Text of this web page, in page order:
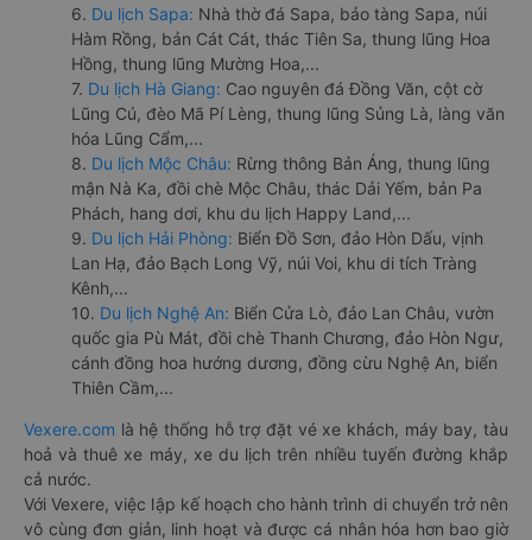
6. Du lịch Sapa: Nhà thờ đá Sapa, bảo tàng Sapa, núi
Hàm Rồng, bản Cát Cát, thác Tiên Sa, thung lũng Hoa
Hồng, thung lũng Mường Hoa,...
7. Du lịch Hà Giang: Cao nguyên đá Đồng Văn, cột cờ
Lũng Cú, đèo Mã Pí Lèng, thung lũng Sủng Là, làng văn
hóa Lũng Cẩm,...
8. Du lịch Mộc Châu: Rừng thông Bản Áng, thung lũng
mận Nà Ka, đồi chè Mộc Châu, thác Dải Yếm, bản Pa
Phách, hang dơi, khu du lịch Happy Land,...
9. Du lịch Hải Phòng: Biển Đồ Sơn, đảo Hòn Dấu, vịnh
Lan Hạ, đảo Bạch Long Vỹ, núi Voi, khu di tích Tràng
Kênh,...
10. Du lịch Nghệ An: Biển Cửa Lò, đảo Lan Châu, vườn
quốc gia Pù Mát, đồi chè Thanh Chương, đảo Hòn Ngư,
cánh đồng hoa hướng dương, đồng cừu Nghệ An, biển
Thiên Cầm,...
Vexere.com là hệ thống hỗ trợ đặt vé xe khách, máy bay, tàu
hoả và thuê xe máy, xe du lịch trên nhiều tuyến đường khắp
cả nước.
Với Vexere, việc lập kế hoạch cho hành trình di chuyển trở nên
vô cùng đơn giản, linh hoạt và được cá nhân hóa hơn bao giờ